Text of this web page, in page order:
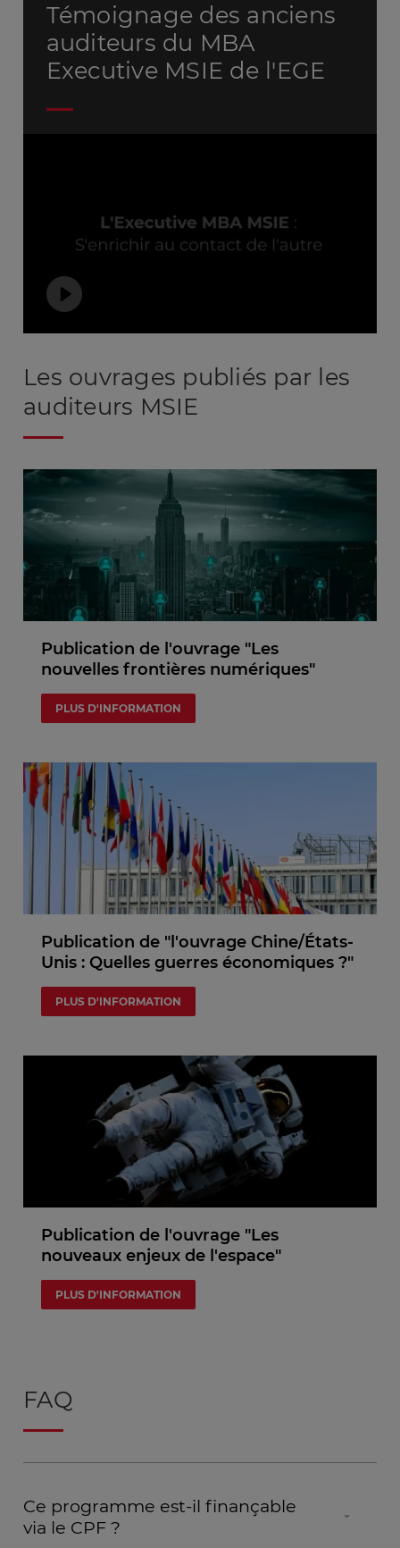
Témoignage des anciens
auditeurs du MBA
Executive MSIE de l'EGE
Les ouvrages publiés par les
auditeurs MSIE
Publication de l'ouvrage "Les
nouvelles frontières numériques"
PLUS D'INFORMATION
Publication de "l'ouvrage Chine/États-
Unis : Quelles guerres économiques ?"
PLUS D'INFORMATION
Publication de l'ouvrage "Les
nouveaux enjeux de l'espace"
PLUS D'INFORMATION
FAQ
Ce programme est-il finançable
via le CPF ?